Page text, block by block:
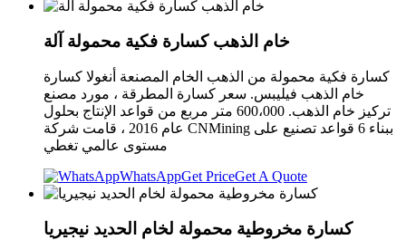
خام الذهب كسارة فكية محمولة آلة
كسارة فكية محمولة من الذهب الخام المصنعة أنغولا كسارة
خام الذهب فيليبس. سعر كسارة المطرقة ، مورد مصنع
تركيز خام الذهب. 600،000 متر مربع من قواعد الإنتاج بحلول
عام 2016 ، قامت شركة CNMining ببناء 6 قواعد تصنيع على
مستوى عالمي تغطي
WhatsAppGet PriceGet A Quote
كسارة مخروطية محمولة لخام الحديد نيجيريا